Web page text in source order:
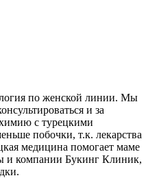
по женской линии. Мы
и за
с турецкими
побочки, т.к. лекарства
медицина помогает маме
и компании Букинг Клиник,